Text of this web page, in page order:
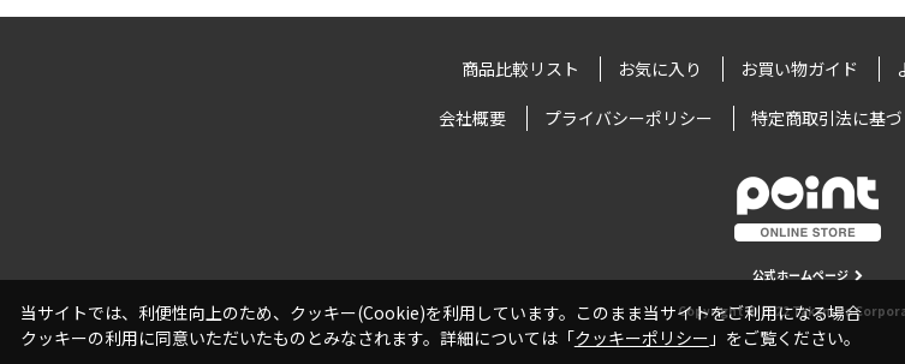
商品比較リスト お気に入り お買い物ガイド
会社概要 プライバシーポリシー 特定商取引法に基
公式ホームページ
Copyright © 2022 Takamiya
当サイトでは、利便性向上のため、クッキー(Cookie)を利用しています。このまま当サイトをご利用になる場合
クッキーの利用に同意いただいたものとみなされます。詳細については「クッキーポリシー 」をご覧ください。